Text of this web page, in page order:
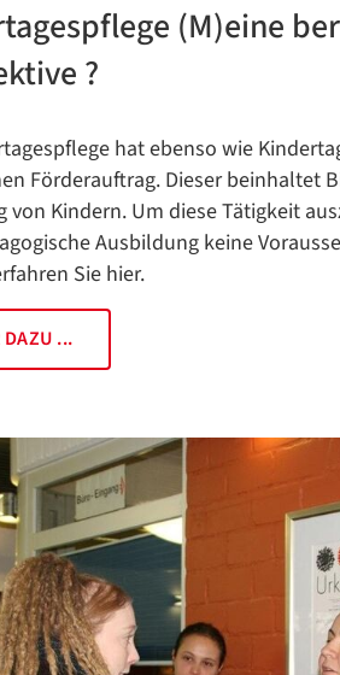
(M)eine
?
hat ebenso wie
Förderauftrag. Dieser beinhaltet
von Kindern. Um diese Tätigkeit
Ausbildung keine
Sie hier.
DAZU ...